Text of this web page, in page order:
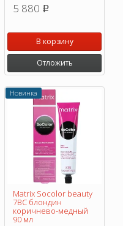
5 880 p
В корзину
Отложить
Новинка
Matrix Socolor beauty
7BC блондин
коричнево-медный
90 мл